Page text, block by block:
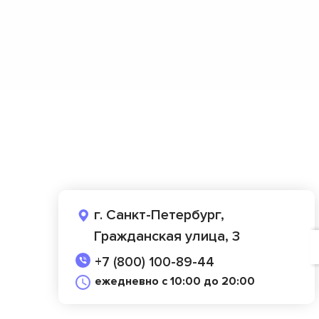
г. Санкт-Петербург,
Гражданская улица, 3
+7 (800) 100-89-44
ежедневно с 10:00 до 20:00